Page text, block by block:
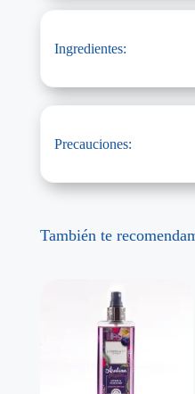
Ingredientes:
Precauciones:
También te